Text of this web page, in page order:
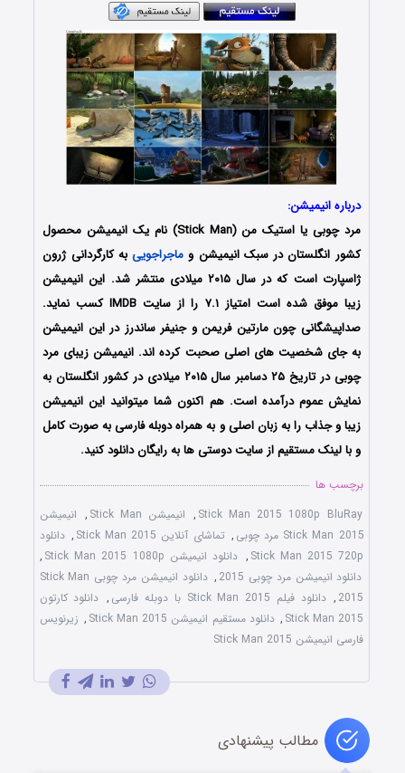
درباره انیمیشن:
مرد چوبی یا استیک من (Stick Man) نام یک انیمیشن محصول
کشور انگلستان در سبک انیمیشن و ماجراجوییبه کارگردانی ژرون
ژاسپارت است که در سال ۲۰۱۵ میلادی منتشر شد. این انیمیشن
زیبا موفق شده است امتیاز ۷.۱ را از سایت IMDB کسب نماید.
صداپیشگانی چون مارتین فریمن و جنیفر ساندرز در این انیمیشن
به جای شخصیت های اصلی صحبت کرده اند. انیمیشن زیبای مرد
چوبی در تاریخ ۲۵ دسامبر سال ۲۰۱۵ میلادی در کشور انگلستان به
نمایش عموم درآمده است. هم اکنون شما میتوانید این انیمیشن
زیبا و جذاب را به زبان اصلی و به همراه دوبله فارسی به صورت کامل
و با لینک مستقیم از سایت دوستی ها به رایگان دانلود کنید.
برچسب ها
Stick Man 2015 1080p BluRay
, انیمیشن Stick Man , انیمیشن
Stick Man 2015 مرد چوبی
, تماشای آنلاین Stick Man 2015 , دانلود
Stick Man 2015 720p
, دانلود انیمیشن Stick Man 2015 1080p
,
دانلود انیمیشن مرد چوبی 2015
,
دانلود انیمیشن مرد چوبی Stick Man
2015
, دانلود فیلم Stick Man 2015 با دوبله فارسی , دانلود کارتون
Stick Man 2015
, دانلود مستقیم انیمیشن Stick Man 2015 , زیرنویس
فارسی انیمیشن Stick Man 2015
مطالب پیشنهادی